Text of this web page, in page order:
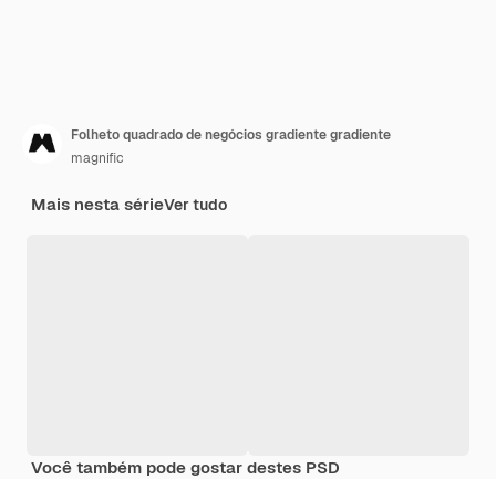
Folheto quadrado de negócios gradiente gradiente
magnific
Mais nesta sérieVer tudo
Você também pode gostar destes PSD